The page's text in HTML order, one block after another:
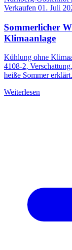
Verkaufen 01. Juli
Sommerlicher
Klimaanlage
Kühlung ohne
4108-2,
heiße Sommer erklärt.
Weiterlesen